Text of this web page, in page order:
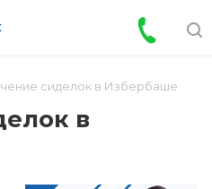
сиделок в Избербаше
в